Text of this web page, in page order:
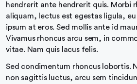
hendrerit ante hendrerit quis. Morbi
aliquam, lectus est egestas ligula,
ipsum at eros. Sed mollis ante id
Vivamus rhoncus arcu sem, in
vitae. Nam quis lacus felis.
Sed condimentum rhoncus lobortis.
non sagittis luctus, arcu sem